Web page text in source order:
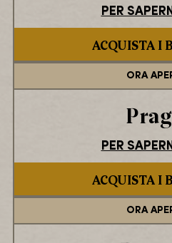
PER
ACQUISTA I
ORA
PER
ACQUISTA I
ORA